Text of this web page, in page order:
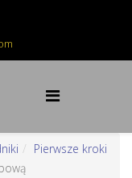
Pierwsze kroki